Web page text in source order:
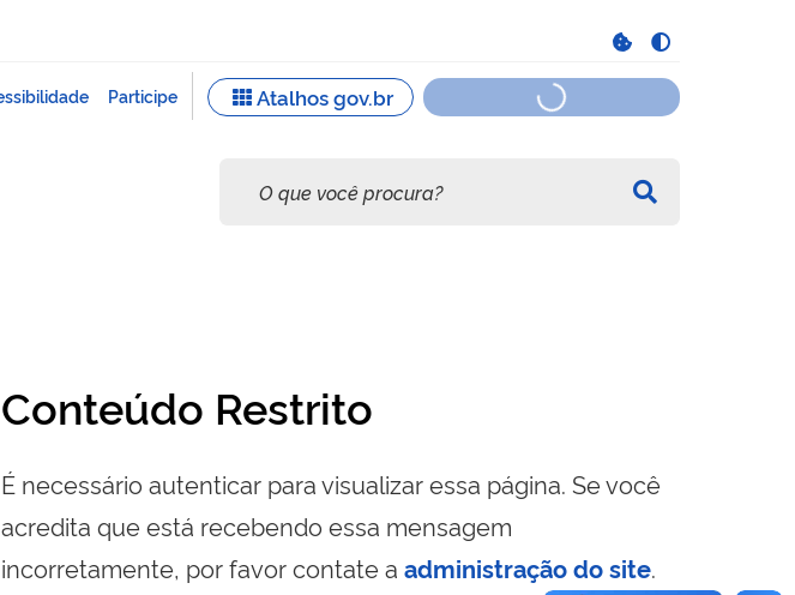
Conteúdo Restrito
É necessário autenticar para visualizar essa página. Se você
acredita que está recebendo essa mensagem
incorretamente, por favor contate a administração do site.